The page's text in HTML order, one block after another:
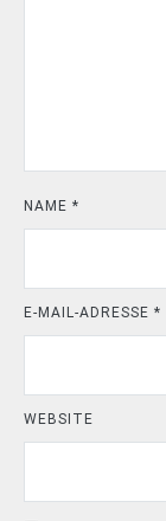
NAME *
E-MAIL-ADRESSE *
WEBSITE